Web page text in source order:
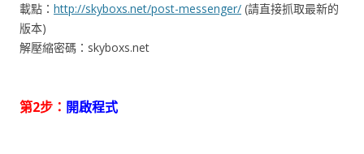
載點： http://skyboxs.net/post-messenger/ (請直接抓取最新的
版本)
解壓縮密碼：skyboxs.net
第2步： 開啟程式